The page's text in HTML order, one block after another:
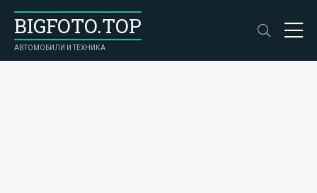
BIGFOTO.TOP
АВТОМОБИЛИ И ТЕХНИКА